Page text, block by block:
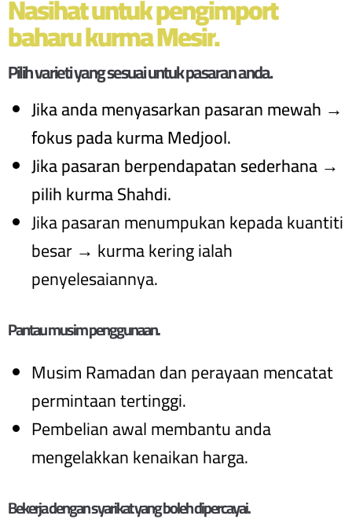
baharu kurma Mesir.
Pilih varieti yang sesuai untuk pasaran anda.
Jika anda menyasarkan pasaran mewah →
fokus pada kurma Medjool.
Jika pasaran berpendapatan sederhana →
pilih kurma Shahdi.
Jika pasaran menumpukan kepada kuantiti
besar → kurma kering ialah
penyelesaiannya.
Pantau musim penggunaan.
Musim Ramadan dan perayaan mencatat
permintaan tertinggi.
Pembelian awal membantu anda
mengelakkan kenaikan harga.
Bekerja dengan syarikat yang boleh dipercayai.